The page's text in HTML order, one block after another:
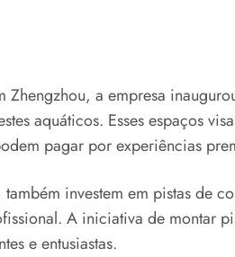
a empresa
aquáticos. Esses espaços
pagar por experiências
investem em pistas de
A iniciativa de montar
e entusiastas.